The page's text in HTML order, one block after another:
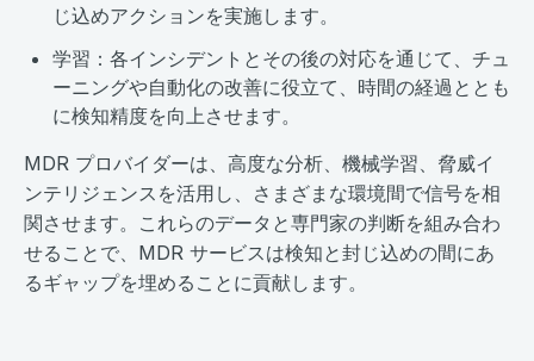
じ込めアクションを実施します。
学習：各インシデントとその後の対応を通じて、チュ
ーニングや自動化の改善に役立て、時間の経過ととも
に検知精度を向上させます。
MDR プロバイダーは、高度な分析、機械学習、脅威イ
ンテリジェンスを活用し、さまざまな環境間で信号を相
関させます。これらのデータと専門家の判断を組み合わ
せることで、MDR サービスは検知と封じ込めの間にあ
るギャップを埋めることに貢献します。